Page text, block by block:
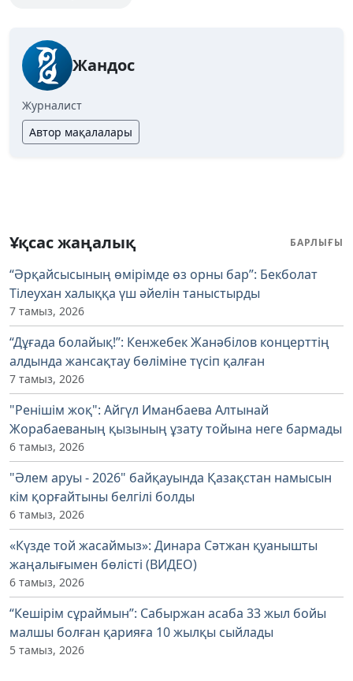
Жандос
Журналист
Автор мақалалары
Ұқсас жаңалық БАРЛЫҒЫ
“Әрқайсысының өмірімде өз орны бар”: Бекболат
Тілеухан халыққа үш әйелін таныстырды
7 тамыз, 2026
“Дұғада болайық!”: Кенжебек Жанәбілов концерттің
алдында жансақтау бөліміне түсіп қалған
7 тамыз, 2026
"Ренішім жоқ": Айгүл Иманбаева Алтынай
Жорабаеваның қызының ұзату тойына неге бармады
6 тамыз, 2026
"Әлем аруы - 2026" байқауында Қазақстан намысын
кім қорғайтыны белгілі болды
6 тамыз, 2026
«Күзде той жасаймыз»: Динара Сәтжан қуанышты
жаңалығымен бөлісті (ВИДЕО)
6 тамыз, 2026
“Кешірім сұраймын”: Сабыржан асаба 33 жыл бойы
малшы болған қарияға 10 жылқы сыйлады
5 тамыз, 2026